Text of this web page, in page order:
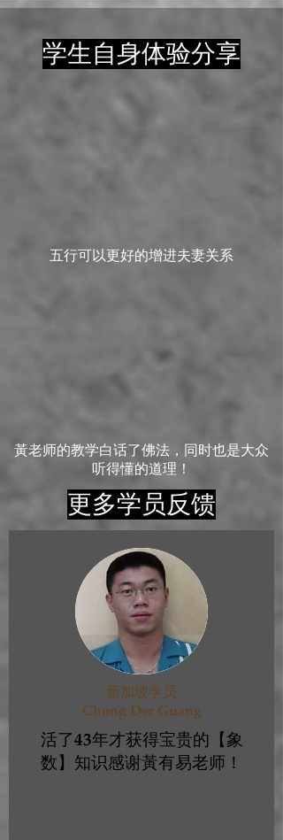
学生自身体验分享
五行可以更好的增进夫妻关系
黃老师的教学白话了佛法，同时也是大众
听得懂的道理！
更多学员反馈
新加坡学员
Chong Der Guang
活了43年才获得宝贵的【象
数】知识感谢黃有易老师！